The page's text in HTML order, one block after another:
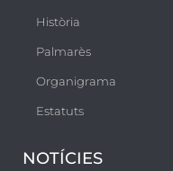
Història
Palmarès
Organigrama
Estatuts
NOTÍCIES